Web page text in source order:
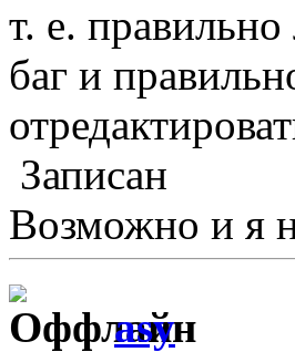
т. е.
баг и
Записан
Возможно и я
asy